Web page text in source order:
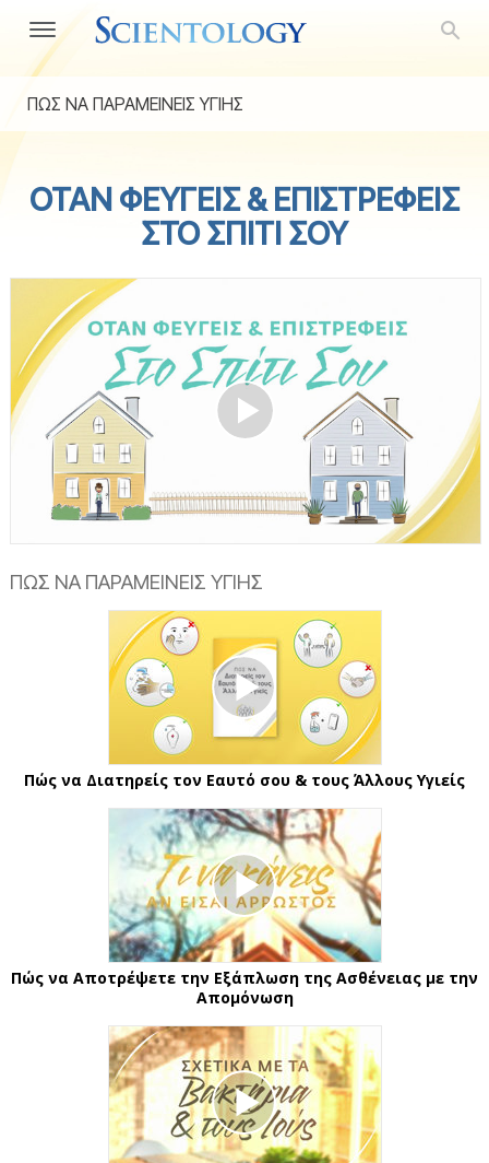
ΠΩΣ ΝΑ ΠΑΡΑΜΕΙΝΕΙΣ ΥΓΙΗΣ
ΟΤΑΝ ΦΕΥΓΕΙΣ & ΕΠΙΣΤΡΕΦΕΙΣ
ΣΤΟ ΣΠΙΤΙ ΣΟΥ
Play
Video
ΠΩΣ ΝΑ ΠΑΡΑΜΕΙΝΕΙΣ ΥΓΙΗΣ
Πώς να Διατηρείς τον Εαυτό σου & τους Άλλους Υγιείς
Πώς να Αποτρέψετε την Εξάπλωση της Ασθένειας με την
Απομόνωση